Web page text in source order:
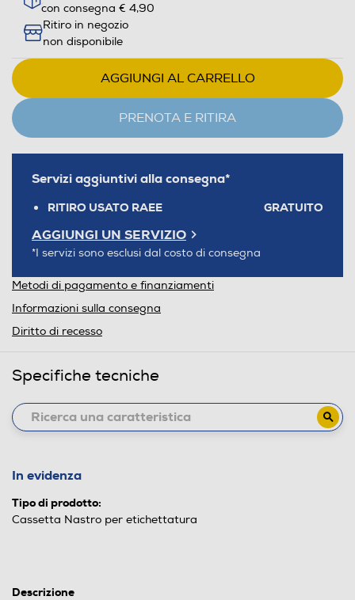
con consegna € 4,90
Ritiro in negozio
non disponibile
AGGIUNGI AL CARRELLO
PRENOTA E RITIRA
Servizi aggiuntivi alla consegna*
RITIRO USATO RAEE GRATUITO
AGGIUNGI UN SERVIZIO
*I servizi sono esclusi dal costo di consegna
Metodi di pagamento e finanziamenti
Informazioni sulla consegna
Diritto di recesso
Specifiche tecniche
In evidenza
Tipo di prodotto:
Cassetta Nastro per etichettatura
Descrizione